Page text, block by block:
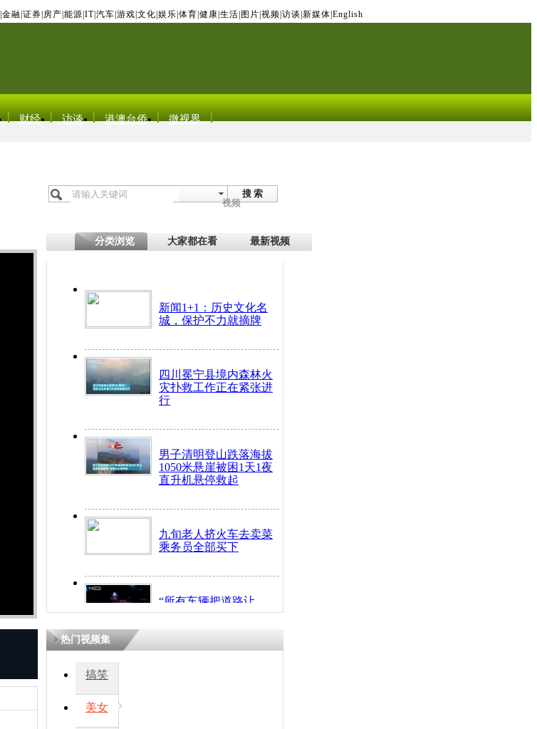
金融 证券 房产 能源 IT| 汽车 游戏 文化 娱乐 体育 健康 生活 图片 视频 访谈 新媒体 English
财经 访谈 港澳台侨 微视界
搜 索
视频
分类浏览 大家都在看 最新视频
新闻1+1：历史文化名
城，保护不力就摘牌
四川冕宁县境内森林火
灾扑救工作正在紧张进
行
男子清明登山跌落海拔
1050米悬崖被困1天1夜
直升机悬停救起
九旬老人挤火车去卖菜
乘务员全部买下
“所有车辆把道路让
开！”儿童突发疾病交
热门视频集
搞笑
美女